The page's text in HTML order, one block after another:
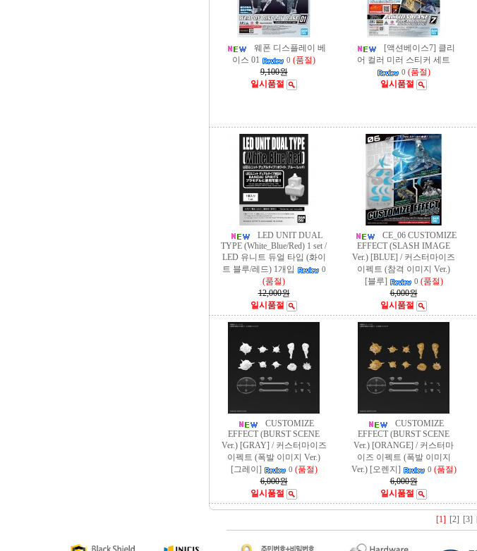
웨폰 디스플레이 베
이스 01
0 (품절)
9,100원
일시품절
[액션베이스7] 클리
어 컬러 미러 스티커 세트
0 (품절)
일시품절
LED UNIT DUAL
TYPE (White_Blue/Red) 1 set /
LED 유니트 듀얼 타입 (화이
트 블루/레드) 1개입
0
(품절)
12,000원
일시품절
CE_06 CUSTOMIZE
EFFECT (SLASH IMAGE
Ver.) [BLUE] / 커스터마이즈
이펙트 (참격 이미지 Ver.)
[블루]
0 (품절)
6,000원
일시품절
CUSTOMIZE
EFFECT (BURST SCENE
Ver.) [GRAY] / 커스터마이즈
이펙트 (폭발 이미지 Ver.)
[그레이]
0 (품절)
6,000원
일시품절
CUSTOMIZE
EFFECT (BURST SCENE
Ver.) [ORANGE] / 커스터마
이즈 이펙트 (폭발 이미지
Ver.) [오렌지]
0 (품절)
6,000원
일시품절
[1] [2] [3]